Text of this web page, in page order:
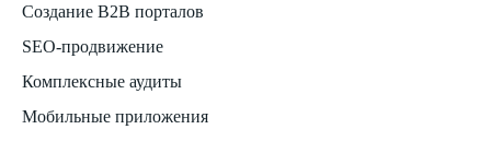
Создание B2B порталов
SEO-продвижение
Комплексные аудиты
Мобильные приложения